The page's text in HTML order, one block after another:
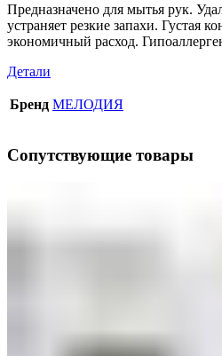
Предназначено для мытья рук.
устраняет резкие запахи. Густая
экономичный расход.
Детали
Бренд МЕЛОДИЯ
Сопутствующие товары